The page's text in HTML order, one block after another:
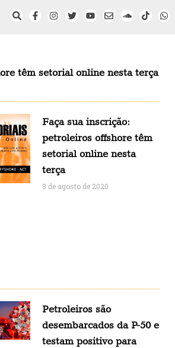
têm setorial online nesta terça
Faça sua inscrição:
petroleiros offshore têm
setorial online nesta
terça
3 de agosto de 2020
Petroleiros são
desembarcados da P-50 e
testam positivo para